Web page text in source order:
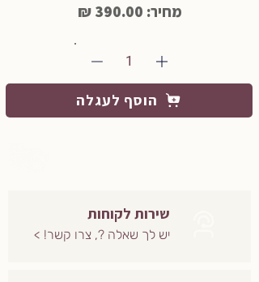
מחיר: 390.00 ₪
1
הוסף לעגלה
שירות לקוחות
יש לך שאלה ?, צרו קשר! >